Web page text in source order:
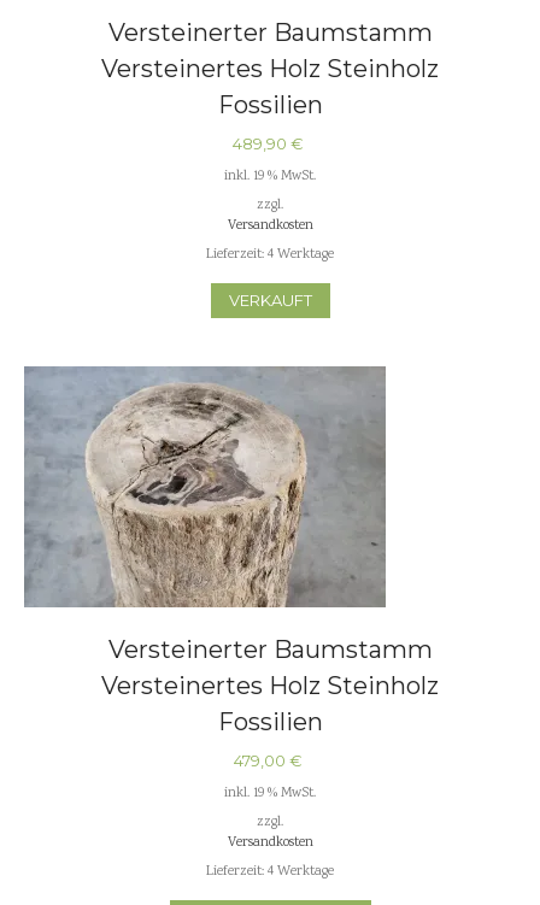
Versteinerter Baumstamm
Versteinertes Holz Steinholz
Fossilien
489,90 €
inkl. 19 % MwSt.
zzgl.
Versandkosten
Lieferzeit:4 Werktage
VERKAUFT
Versteinerter Baumstamm
Versteinertes Holz Steinholz
Fossilien
479,00 €
inkl. 19 % MwSt.
zzgl.
Versandkosten
Lieferzeit:4 Werktage